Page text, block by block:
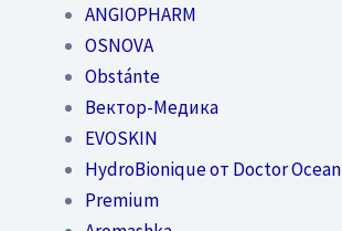
ANGIOPHARM
OSNOVA
Obstánte
Вектор-Медика
EVOSKIN
HydroBionique от Doctor Ocean
Premium